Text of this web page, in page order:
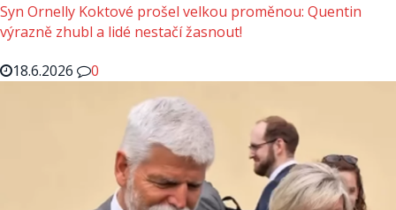
Syn Ornelly Koktové prošel velkou proměnou: Quentin
výrazně zhubl a lidé nestačí žasnout!
18.6.2026
0